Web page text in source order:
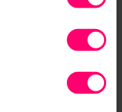
mejora continúa
y evolucione dicho